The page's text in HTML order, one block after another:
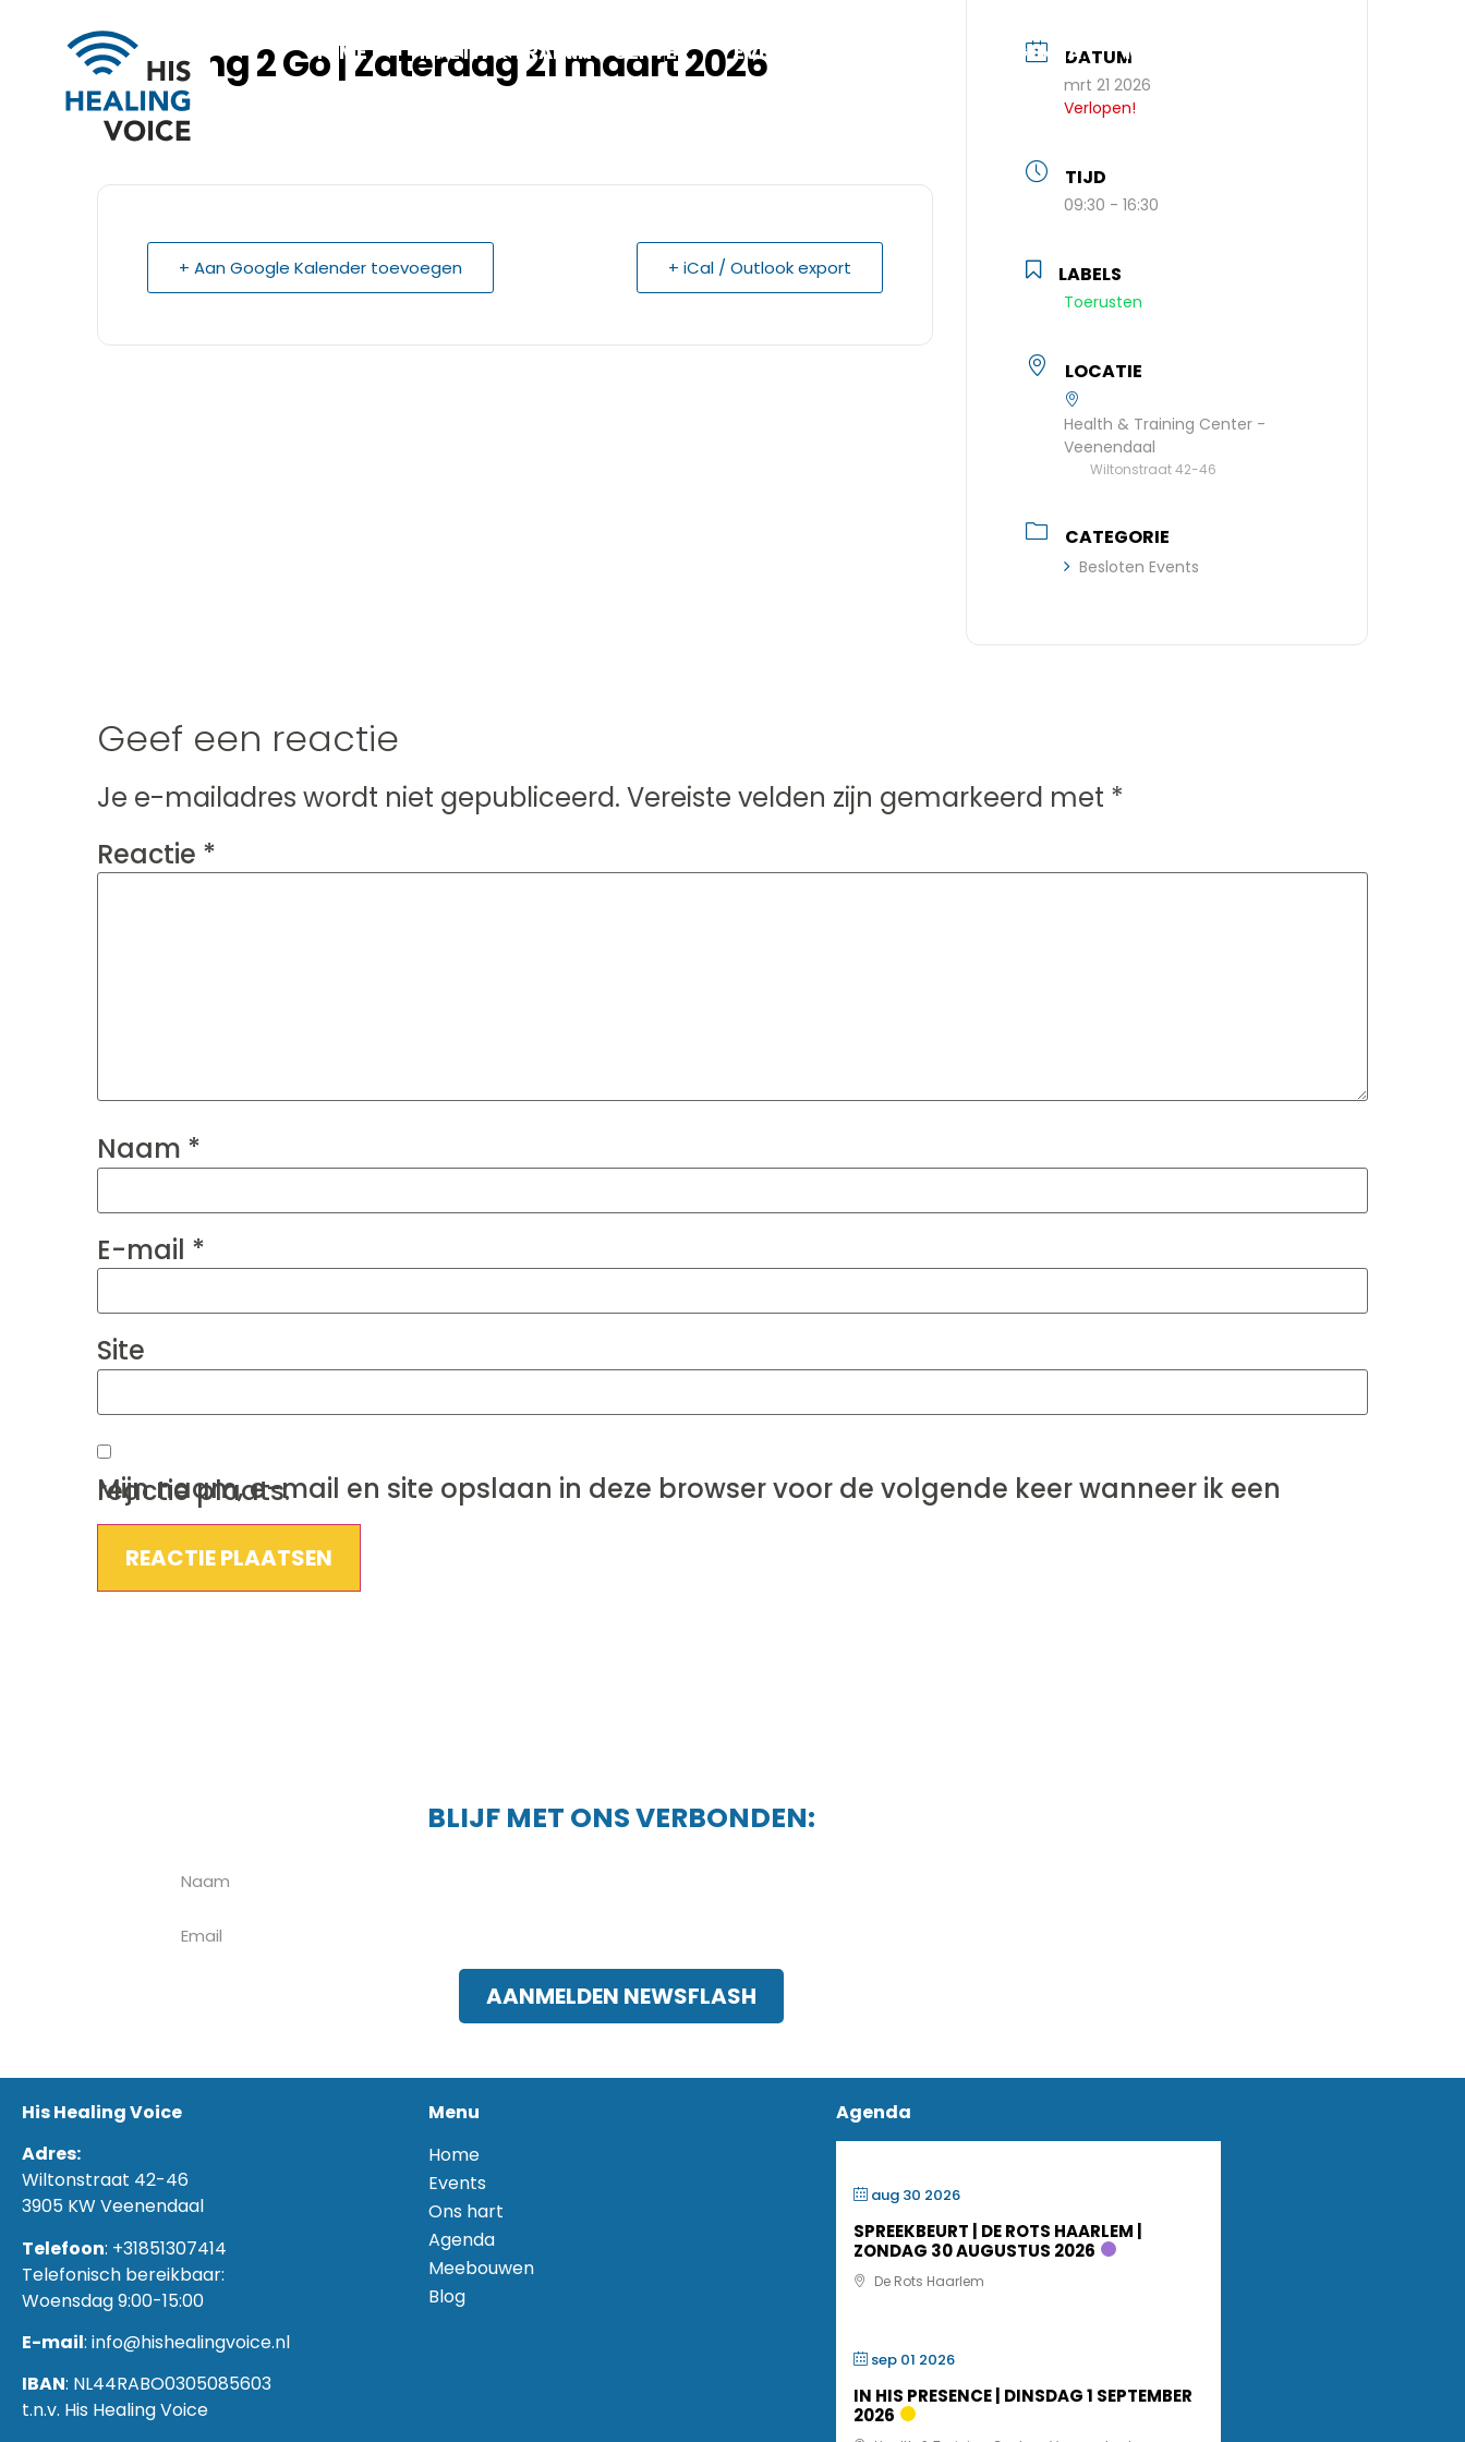
HOME HEALTH & TRAINING CENTER EVENTS AGENDA MEEBOUWEN
Training 2 Go | Zaterdag 21 maart 2026
+ Aan Google Kalender toevoegen + iCal / Outlook export
DATUM
mrt 21 2026
Verlopen!
TIJD
09:30 - 16:30
LABELS
Toerusten
LOCATIE
Health & Training Center -
Veenendaal
Wiltonstraat 42-46
CATEGORIE
Besloten Events
Geef een reactie
Je e-mailadres wordt niet gepubliceerd. Vereiste velden zijn gemarkeerd met *
Reactie *
Naam *
E-mail *
Site
Mijn naam, e-mail en site opslaan in deze browser voor de volgende keer wanneer ik een reactie plaats.
BLIJF MET ONS VERBONDEN:
AANMELDEN NEWSFLASH
His Healing Voice
Adres:
Wiltonstraat 42-46
3905 KW Veenendaal
Telefoon: +31851307414
Telefonisch bereikbaar:
Woensdag 9:00-15:00
E-mail: info@hishealingvoice.nl
IBAN: NL44RABO0305085603
t.n.v. His Healing Voice
Menu
Home
Events
Ons hart
Agenda
Meebouwen
Blog
Agenda
aug 30 2026
SPREEKBEURT | DE ROTS HAARLEM |
ZONDAG 30 AUGUSTUS 2026
De Rots Haarlem
sep 01 2026
IN HIS PRESENCE | DINSDAG 1 SEPTEMBER
2026